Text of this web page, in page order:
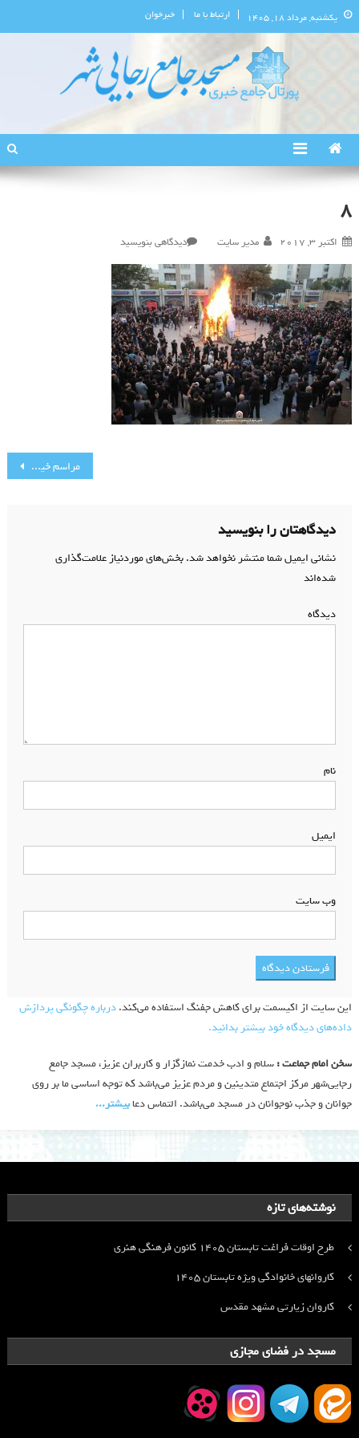
یکشنبه, مرداد ۱۸, ۱۴۰۵ ارتباط با ما خبرخوان
پورتال اطلاع‌رسانی مسجد جامع
8
اکتبر 3, 2017 مدیر سایت دیدگاهی بنویسیددر
مراسم خیمه سوزان محرم 1396
دیدگاهتان را بنویسید
نشانی ایمیل شما منتشر نخواهد شد.بخش‌های موردنیاز علامت‌گذاری
شده‌اند
دیدگاه
نام
ایمیل
وب‌ سایت
این سایت از اکیسمت برای کاهش جفنگ استفاده می‌کند.درباره چگونگی پردازش
داده‌های دیدگاه خود بیشتر بدانید.
سخن امام جماعت :سلام و ادب خدمت نمازگزار و کاربران عزیز، مسجد جامع
رجایی‌شهر مرکز اجتماع متدینین و مردم عزیز می‌باشد که توجه اساسی ما بر روی
جوانان و جذب نوجوانان در مسجد می‌باشد. التماس دعابیشتر‫...‬
نوشته‌های تازه
طرح اوقات فراغت تابستان ۱۴۰۵ کانون فرهنگی هنری
کاروانهای خانوادگی ویژه تابستان ۱۴۰۵
کاروان زیارتی مشهد مقدس
مسجد در فضای مجازی